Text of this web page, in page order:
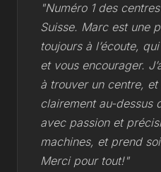
"Numéro 1 des
Suisse. Marc est une
toujours à l’écoute,
et vous encourager.
à trouver un centre,
clairement au-dessus
avec passion et
machines, et prend
Merci pour tout!"